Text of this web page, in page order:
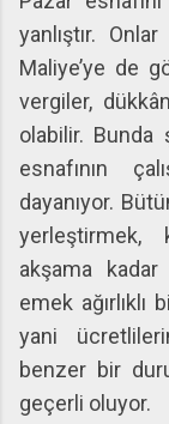
yanlıştır.
Maliye’ye de
vergiler,
olabilir. Bunda
esnafının
dayanıyor.
yerleştirmek,
akşama
emek
yani
benzer bir
geçerli oluyor.